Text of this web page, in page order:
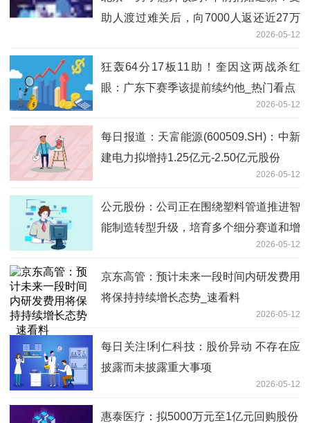
助人渡过难关后，向7000人返还近27万
元善款并留言：感谢帮助，祝好心人一切
顺遂
2026-05-12
狂轰64分17板11助！奎因这两战杀红
眼：广东下赛季该提前续约他_热门看点
2026-05-12
每日报道：天富能源(600509.SH)：中新
建电力拟增持1.25亿元-2.50亿元股份
2026-05-12
公元股份：公司正在围绕塑料管道推进智
能制造转型升级，培育多个细分赛道和增
2026-05-12
京东高管：预计未来一段时间内研发费用
将保持持续增长态势_速看料
2026-05-12
每日关注!利仁科技：股价异动 不存在应
披露而未披露重大事项
2026-05-12
惠泰医疗：拟5000万元至1亿元回购股份